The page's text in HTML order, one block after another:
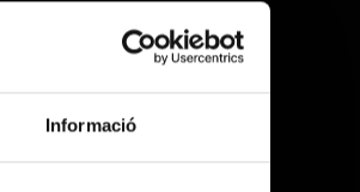
Informació